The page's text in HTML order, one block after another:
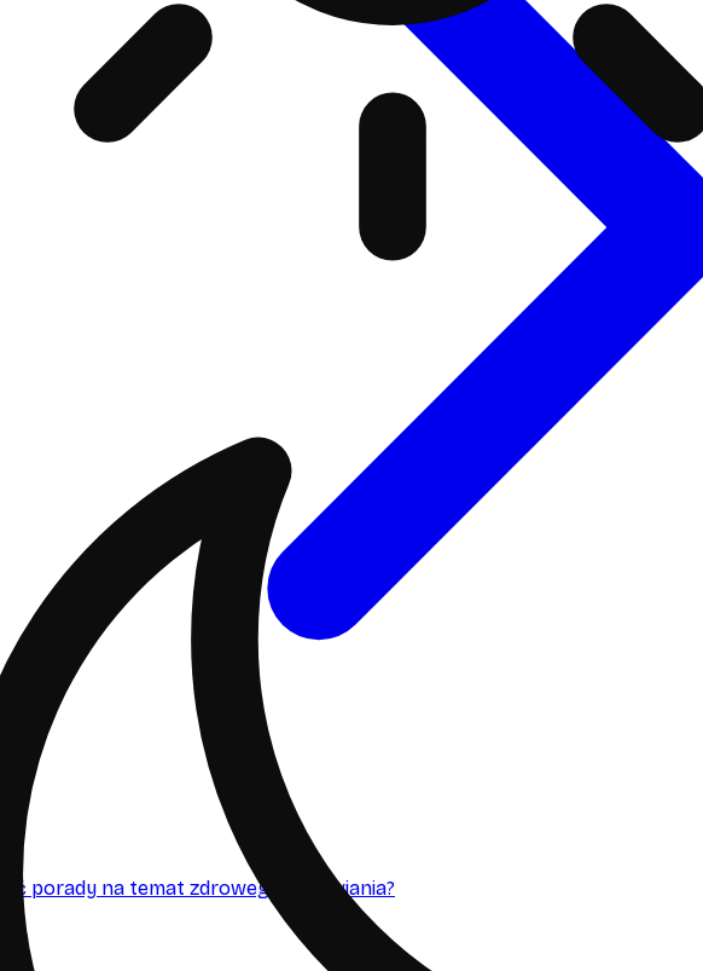
porady na temat zdrowego odżywiania?